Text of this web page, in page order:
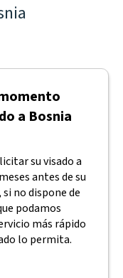
a Bosnia
su visado a
antes de su
no dispone de
podamos
más rápido
lo permita.